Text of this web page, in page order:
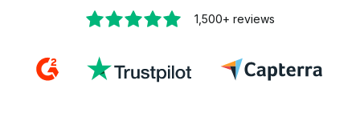
1,500+ reviews